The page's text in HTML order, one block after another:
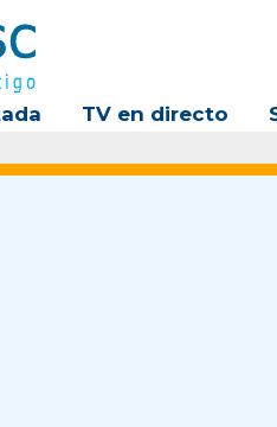
TV en directo